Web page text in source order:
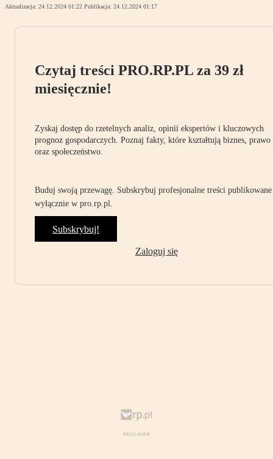
Aktualizacja: 24.12.2024 01:22 Publikacja: 24.12.2024 01:17
Czytaj treści PRO.RP.PL za 39 zł
miesięcznie!
Zyskaj dostęp do rzetelnych analiz, opinii ekspertów i kluczowych
prognoz gospodarczych. Poznaj fakty, które kształtują biznes, prawo
oraz społeczeństwo.
Buduj swoją przewagę. Subskrybuj profesjonalne treści publikowane
wyłącznie w pro.rp.pl.
Subskrybuj!
Zaloguj się